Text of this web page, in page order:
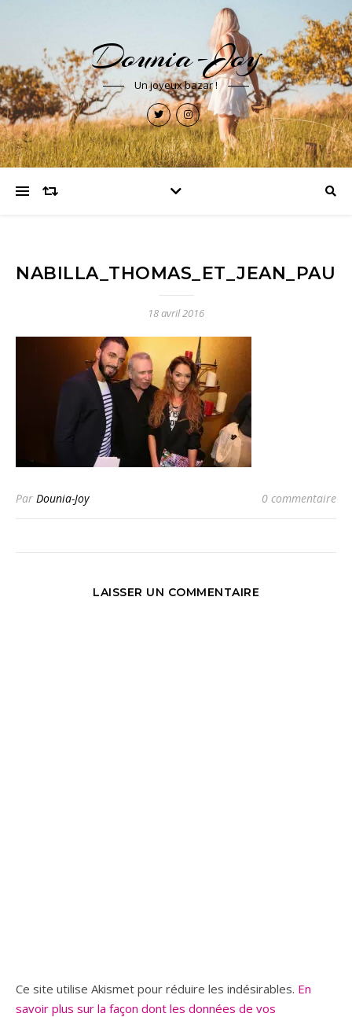
Dounia-Joy
Un joyeux bazar !
18 avril 2016
Par Dounia-Joy 0 commentaire
LAISSER UN COMMENTAIRE
Ce site utilise Akismet pour réduire les indésirables. En
savoir plus sur la façon dont les données de vos